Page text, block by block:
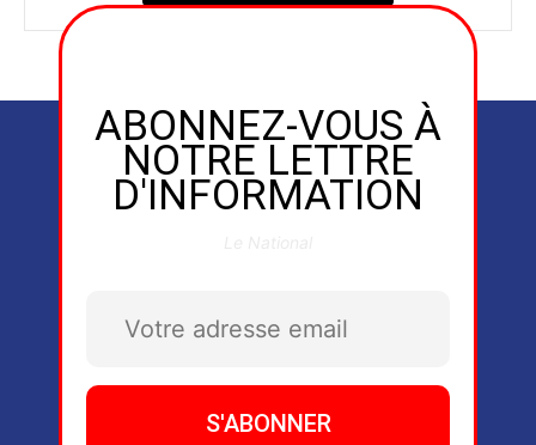
ABONNEZ-VOUS À
NOTRE LETTRE
D'INFORMATION